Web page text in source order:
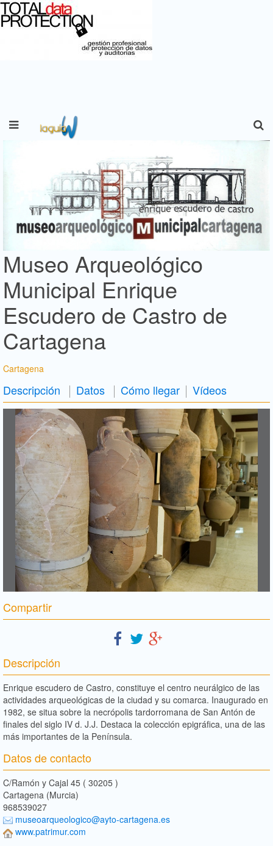
Museo Arqueológico
Municipal Enrique
Escudero de Castro de
Cartagena
Cartagena
Descripción Datos Cómo llegar Vídeos
Compartir
Descripción
Enrique escudero de Castro, constituye el centro neurálgico de las
actividades arqueológicas de la ciudad y su comarca. Inaugurado en
1982, se situa sobre la necrópolis tardorromana de San Antón de
finales del siglo IV d. J.J. Destaca la colección epigráfica, una de las
más importantes de la Península.
Datos de contacto
C/Ramón y Cajal 45 ( 30205 )
Cartagena (Murcia)
968539027
museoarqueologico@ayto-cartagena.es
www.patrimur.com